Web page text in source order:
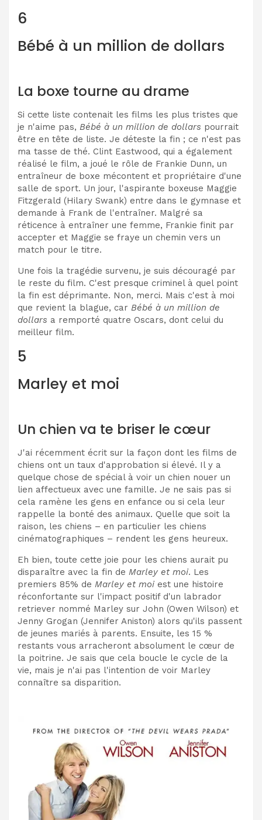
6
Bébé à un million de dollars
La boxe tourne au drame
Si cette liste contenait les films les plus tristes que
je n'aime pas, Bébé à un million de dollars pourrait
être en tête de liste. Je déteste la fin ; ce n'est pas
ma tasse de thé. Clint Eastwood, qui a également
réalisé le film, a joué le rôle de Frankie Dunn, un
entraîneur de boxe mécontent et propriétaire d'une
salle de sport. Un jour, l'aspirante boxeuse Maggie
Fitzgerald (Hilary Swank) entre dans le gymnase et
demande à Frank de l'entraîner. Malgré sa
réticence à entraîner une femme, Frankie finit par
accepter et Maggie se fraye un chemin vers un
match pour le titre.
Une fois la tragédie survenu, je suis découragé par
le reste du film. C'est presque criminel à quel point
la fin est déprimante. Non, merci. Mais c'est à moi
que revient la blague, car Bébé à un million de
dollars a remporté quatre Oscars, dont celui du
meilleur film.
5
Marley et moi
Un chien va te briser le cœur
J'ai récemment écrit sur la façon dont les films de
chiens ont un taux d'approbation si élevé. Il y a
quelque chose de spécial à voir un chien nouer un
lien affectueux avec une famille. Je ne sais pas si
cela ramène les gens en enfance ou si cela leur
rappelle la bonté des animaux. Quelle que soit la
raison, les chiens – en particulier les chiens
cinématographiques – rendent les gens heureux.
Eh bien, toute cette joie pour les chiens aurait pu
disparaître avec la fin de Marley et moi. Les
premiers 85% de Marley et moi est une histoire
réconfortante sur l'impact positif d'un labrador
retriever nommé Marley sur John (Owen Wilson) et
Jenny Grogan (Jennifer Aniston) alors qu'ils passent
de jeunes mariés à parents. Ensuite, les 15 %
restants vous arracheront absolument le cœur de
la poitrine. Je sais que cela boucle le cycle de la
vie, mais je n'ai pas l'intention de voir Marley
connaître sa disparition.